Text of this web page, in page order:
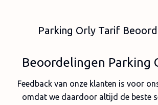
Parking Orly Tarif
Beoordelingen Parking
Feedback van onze klanten is voor
omdat we daardoor altijd de beste